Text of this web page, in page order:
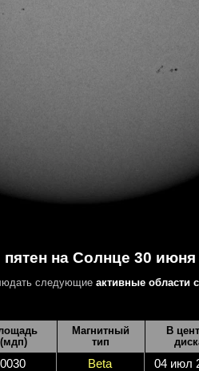
на Солнце 30 июня
следующие активные области
(мдп)
Магнитный
тип
В
0030 Beta 04 июл